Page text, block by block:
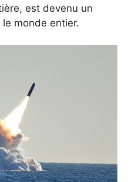
est devenu un
le monde entier.